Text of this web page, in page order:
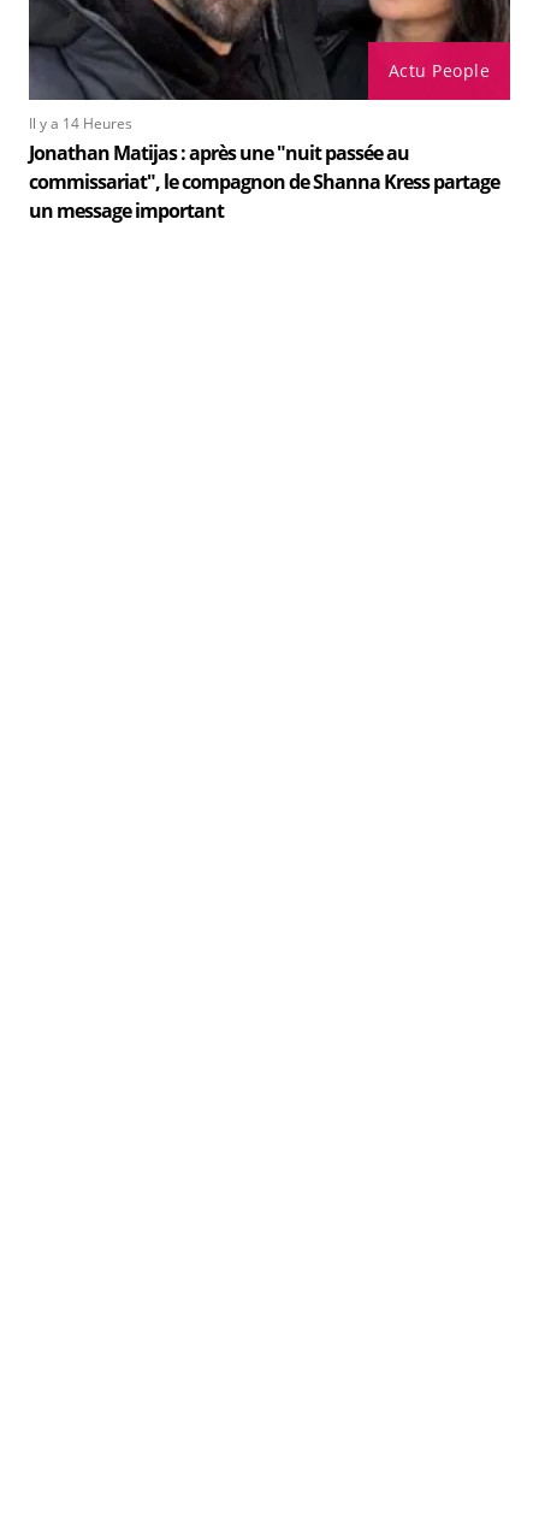
Actu People
Il y a 14 Heures
Jonathan Matijas : après une "nuit passée au
commissariat", le compagnon de Shanna Kress partage
un message important